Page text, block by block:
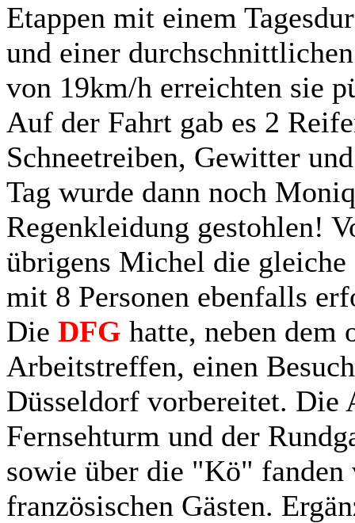
Etappen mit einem
und einer
von 19km/h erreichten sie
Auf der Fahrt gab es 2
Schneetreiben, Gewitter
Tag wurde dann noch
Regenkleidung gestohlen!
übrigens Michel die
mit 8 Personen ebenfalls
Die DFG hatte, neben dem
Arbeitstreffen, einen
Düsseldorf vorbereitet. Die
Fernsehturm und der
sowie über die "Kö"
französischen Gästen.